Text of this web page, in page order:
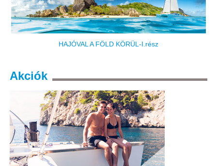
HAJÓVAL A FÖLD KÖRÜL-I.rész
Akciók